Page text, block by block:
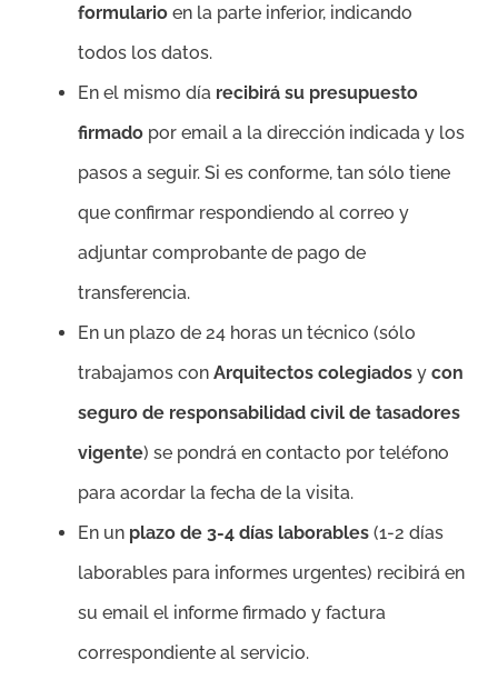
formulario en la parte inferior, indicando
todos los datos.
En el mismo día recibirá su presupuesto
firmado por email a la dirección indicada y los
pasos a seguir. Si es conforme, tan sólo tiene
que confirmar respondiendo al correo y
adjuntar comprobante de pago de
transferencia.
En un plazo de 24 horas un técnico (sólo
trabajamos con Arquitectos colegiados y con
seguro de responsabilidad civil de tasadores
vigente) se pondrá en contacto por teléfono
para acordar la fecha de la visita.
En un plazo de 3-4 días laborables (1-2 días
laborables para informes urgentes) recibirá en
su email el informe firmado y factura
correspondiente al servicio.